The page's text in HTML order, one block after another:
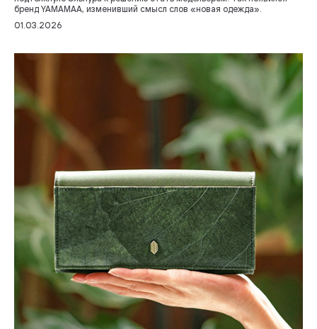
бренд YAMAMAA, изменивший смысл слов «новая одежда».
01.03.2026